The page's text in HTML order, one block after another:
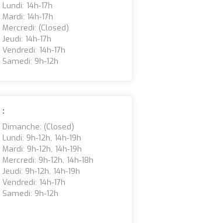
Lundi: 14h-17h
Mardi: 14h-17h
Mercredi: (closed)
Jeudi: 14h-17h
Vendredi: 14h-17h
Samedi: 9h-12h
:
Dimanche: (closed)
Lundi: 9h-12h, 14h-19h
Mardi: 9h-12h, 14h-19h
Mercredi: 9h-12h, 14h-18h
Jeudi: 9h-12h, 14h-19h
Vendredi: 14h-17h
Samedi: 9h-12h